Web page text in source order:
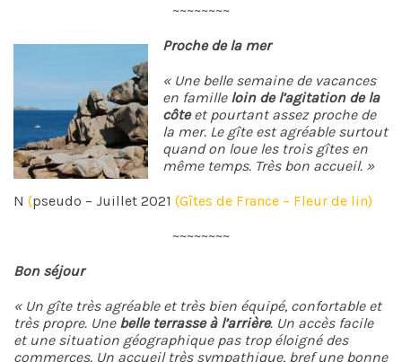
~~~~~~~~
Proche de la mer
« Une belle semaine de vacances
en famille loin de l’agitation de la
côteet pourtant assez proche de
la mer. Le gîte est agréable surtout
quand on loue les trois gîtes en
même temps. Très bon accueil. »
N (pseudo – Juillet 2021 (Gîtes de France – Fleur de lin)
~~~~~~~~
Bon séjour
« Un gîte très agréable et très bien équipé, confortable et
très propre. Une belle terrasse à l’arrière. Un accès facile
et une situation géographique pas trop éloigné des
commerces. Un accueil très sympathique, bref une bonne